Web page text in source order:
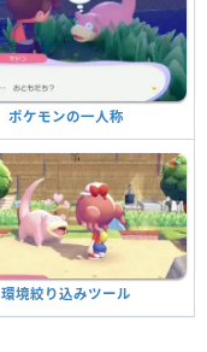
ポケモンの一人称
環境絞り込みツール